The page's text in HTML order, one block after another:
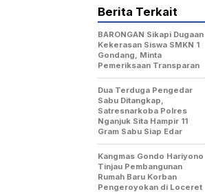
Berita Terkait
BARONGAN Sikapi Dugaan
Kekerasan Siswa SMKN 1
Gondang, Minta
Pemeriksaan Transparan
Dua Terduga Pengedar
Sabu Ditangkap,
Satresnarkoba Polres
Nganjuk Sita Hampir 11
Gram Sabu Siap Edar
Kangmas Gondo Hariyono
Tinjau Pembangunan
Rumah Baru Korban
Pengeroyokan di Loceret